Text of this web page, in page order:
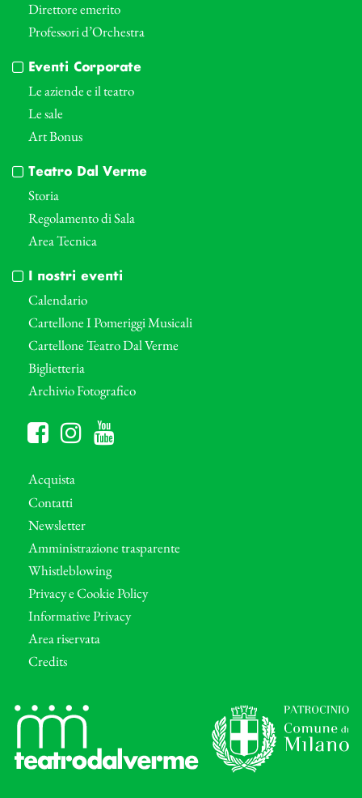
Direttore emerito
Professori d’Orchestra
Eventi Corporate
Le aziende e il teatro
Le sale
Art Bonus
Teatro Dal Verme
Storia
Regolamento di Sala
Area Tecnica
I nostri eventi
Calendario
Cartellone I Pomeriggi Musicali
Cartellone Teatro Dal Verme
Biglietteria
Archivio Fotografico
Acquista
Contatti
Newsletter
Amministrazione trasparente
Whistleblowing
Privacy e Cookie Policy
Informative Privacy
Area riservata
Credits